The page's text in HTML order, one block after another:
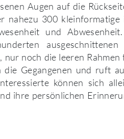
Augen auf die
nahezu 300
und
ausgeschnittenen
noch die leeren
Gegangenen und ruft
können sich
ihre persönlichen